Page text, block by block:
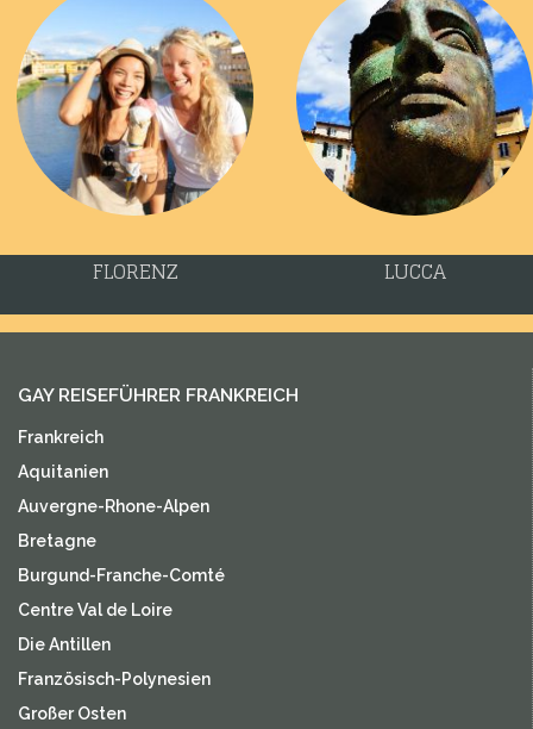
FLORENZ LUCCA
GAY REISEFÜHRER FRANKREICH
Frankreich
Aquitanien
Auvergne-Rhone-Alpen
Bretagne
Burgund-Franche-Comté
Centre Val de Loire
Die Antillen
Französisch-Polynesien
Großer Osten